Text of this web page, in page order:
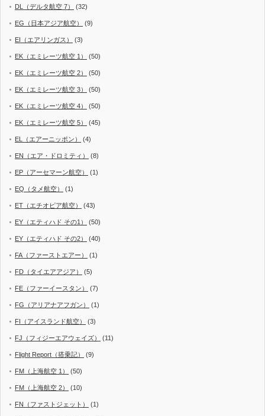
DL（デルタ航空 7） (32)
EG（日本アジア航空） (9)
EI（エアリンガス） (3)
EK（エミレーツ航空 1） (50)
EK（エミレーツ航空 2） (50)
EK（エミレーツ航空 3） (50)
EK（エミレーツ航空 4） (50)
EK（エミレーツ航空 5） (45)
EL（エアーニッポン） (4)
EN（エア・ドロミティ） (8)
EP（アーセマーン航空） (1)
EQ（タメ航空） (1)
ET（エチオピア航空） (43)
EY（エティハド その1） (50)
EY（エティハド その2） (40)
FA（ファーストエアー） (1)
FD（タイエアアジア） (5)
FE（ファーイースタン） (7)
FG（アリアナアフガン） (1)
FI（アイスランド航空） (3)
FJ（フィジーエアウェイズ） (11)
Flight Report（搭乗記） (9)
FM（上海航空 1） (50)
FM（上海航空 2） (10)
FN（ファストジェット） (1)